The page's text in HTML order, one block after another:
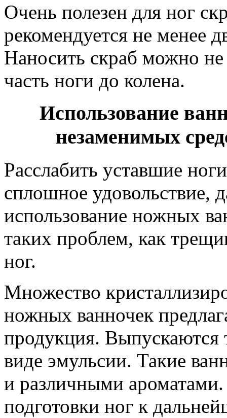
Очень полезен для ног
рекомендуется не менее
Наносить скраб можно
часть ноги до колена.
Использование
незаменимых
Расслабить уставшие
сплошное удовольствие,
использование ножных
таких проблем, как
ног.
Множество
ножных ванночек
продукция.
виде эмульсии. Такие
и различными ароматами.
подготовки ног к